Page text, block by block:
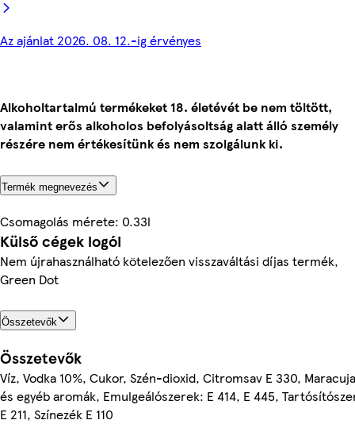
Az ajánlat 2026. 08. 12.-ig érvényes
Alkoholtartalmú termékeket 18. életévét be nem töltött,
valamint erős alkoholos befolyásoltság alatt álló személy
részére nem értékesítünk és nem szolgálunk ki.
Termék megnevezés
Csomagolás mérete: 0.33l
Külső cégek logói
Nem újrahasználható kötelezően visszaváltási díjas termék,
Green Dot
Összetevők
Összetevők
Víz, Vodka 10%, Cukor, Szén-dioxid, Citromsav E 330, Maracuja
és egyéb aromák, Emulgeálószerek: E 414, E 445,
E 211, Színezék E 110